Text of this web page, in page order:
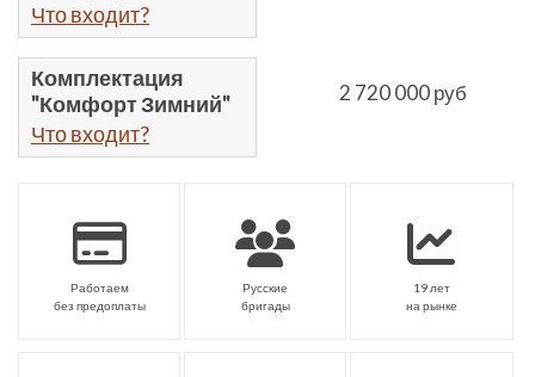
Что входит?
Комплектация
"Комфорт Зимний"
Что входит?
2 720 000 руб
Работаем
без предоплаты
Русские
бригады
19 лет
на рынке